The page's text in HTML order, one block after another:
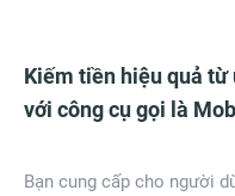
Kiếm tiền hiệu quả từ
với công cụ gọi là
Bạn cung cấp cho người